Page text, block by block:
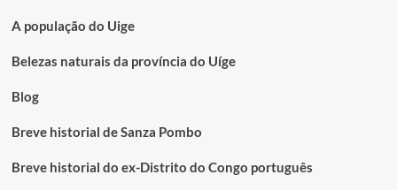
A população do Uige
Belezas naturais da província do Uíge
Blog
Breve historial de Sanza Pombo
Breve historial do ex-Distrito do Congo português